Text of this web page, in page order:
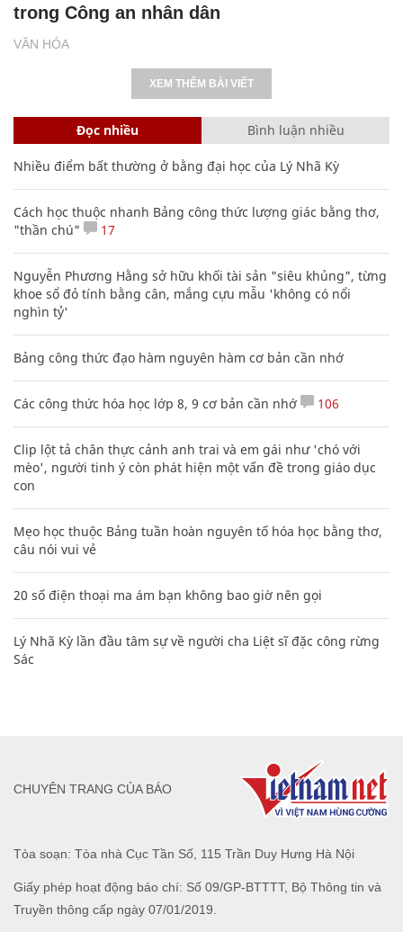
VĂN HÓA
trong Công an nhân dân
XEM THÊM BÀI VIẾT
Đọc nhiều Bình luận nhiều
Nhiều điểm bất thường ở bằng đại học của Lý Nhã Kỳ
Cách học thuộc nhanh Bảng công thức lượng giác bằng thơ,
"thần chú"
17
Nguyễn Phương Hằng sở hữu khối tài sản "siêu khủng", từng
khoe sổ đỏ tính bằng cân, mắng cựu mẫu 'không có nổi
nghìn tỷ'
Bảng công thức đạo hàm nguyên hàm cơ bản cần nhớ
Các công thức hóa học lớp 8, 9 cơ bản cần nhớ 106
Clip lột tả chân thực cảnh anh trai và em gái như 'chó với
mèo', người tinh ý còn phát hiện một vấn đề trong giáo dục
con
Mẹo học thuộc Bảng tuần hoàn nguyên tố hóa học bằng thơ,
câu nói vui vẻ
20 số điện thoại ma ám bạn không bao giờ nên gọi
Lý Nhã Kỳ lần đầu tâm sự về người cha Liệt sĩ đặc công rừng
Sác
Tòa soạn: Tòa nhà Cục Tần Số, 115 Trần Duy Hưng Hà Nội
Giấy phép hoạt động báo chí: Số 09/GP-BTTTT, Bộ Thông tin và
Truyền thông cấp ngày 07/01/2019.
CHUYÊN TRANG CỦA BÁO